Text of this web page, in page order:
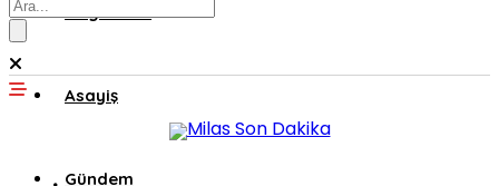
Muğla’dan
Asayiş
Gündem